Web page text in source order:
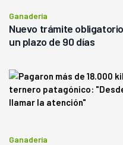
Ganadería
Nuevo trámite
un plazo de 90 días
Ganadería